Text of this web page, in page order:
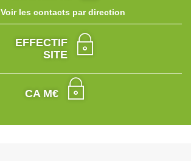
Voir les contacts par direction
EFFECTIF
SITE
CA M€